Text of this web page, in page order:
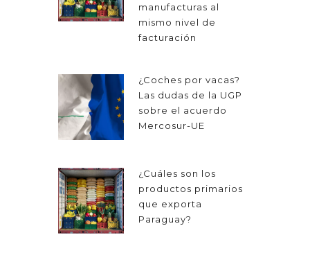
manufacturas al
mismo nivel de
facturación
¿Coches por vacas?
Las dudas de la UGP
sobre el acuerdo
Mercosur-UE
¿Cuáles son los
productos primarios
que exporta
Paraguay?